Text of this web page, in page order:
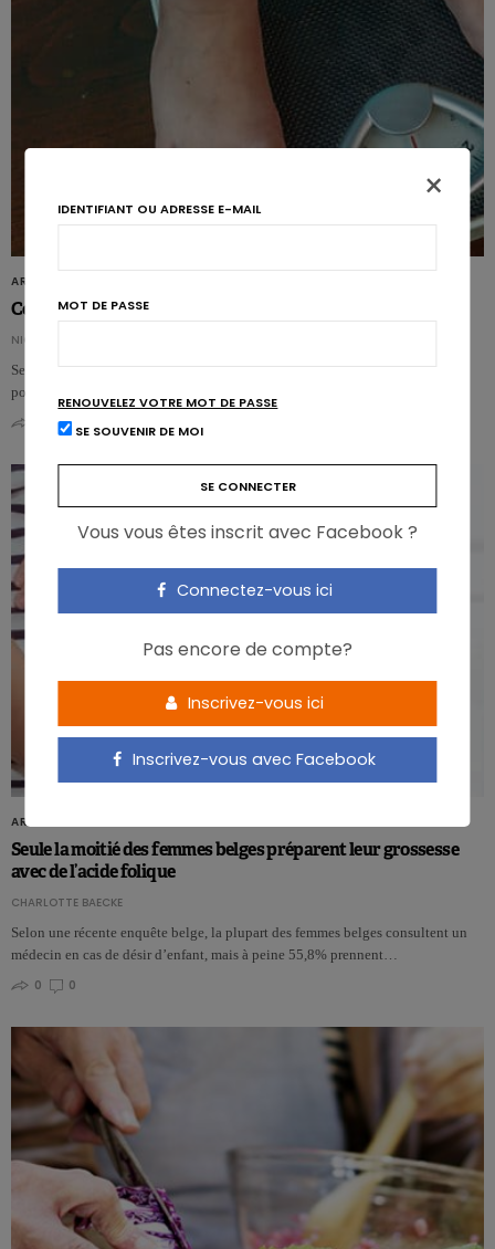
ARTICLES
Contrer l’obésité infantile pour 20 cents par jour?
NICOLAS ROUSSEAU
Selon une étude brésilienne, ce serait le prix à payer pour enrayer le gain de
poids chez l’enfant. Une somme dérisoire qui suppose la mise …
0
ARTICLES
Seule la moitié des femmes belges préparent leur grossesse
avec de l’acide folique
CHARLOTTE BAECKE
Selon une récente enquête belge, la plupart des femmes belges consultent un
médecin en cas de désir d’enfant, mais à peine 55,8% prennent…
0
0
×
IDENTIFIANT OU ADRESSE E-MAIL
MOT DE PASSE
RENOUVELEZ VOTRE MOT DE PASSE
SE SOUVENIR DE MOI
Vous vous êtes inscrit avec Facebook ?
Connectez-vous ici
Pas encore de compte?
Inscrivez-vous ici
Inscrivez-vous avec Facebook